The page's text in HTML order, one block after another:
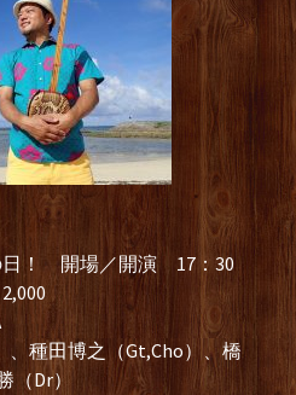
日！ 開場／開演 17：30
、種田博之（Gt,Cho）、橋
（Dr）